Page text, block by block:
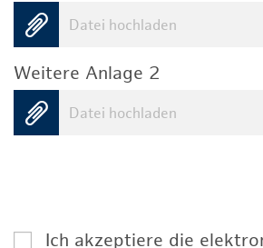
Datei hochladen
Weitere Anlage 2
Datei hochladen
Ich akzeptiere die